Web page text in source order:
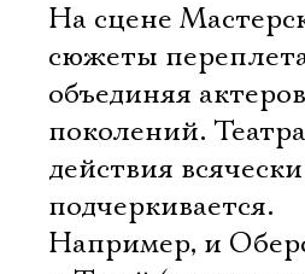
На сцене
сюжеты
объединяя
поколений.
действия всячески
подчеркивается.
Например, и